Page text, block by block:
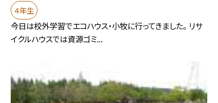
４年生
今日は校外学習でエコハウス・小牧に行ってきました。 リサ
イクルハウスでは資源ゴミ...